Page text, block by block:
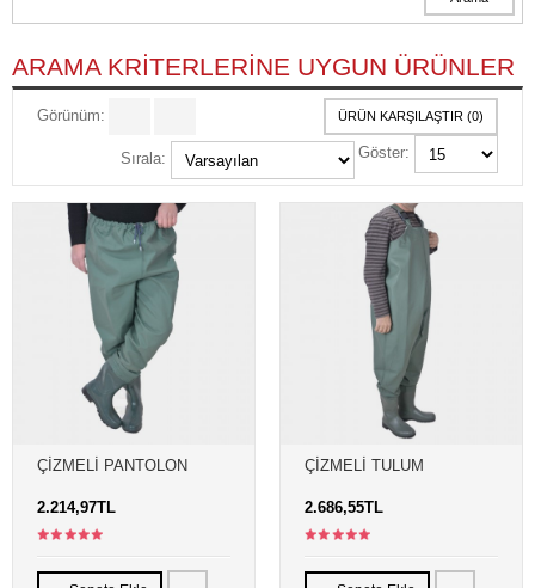
ARAMA KRITERLERINE UYGUN ÜRÜNLER
Görünüm: ÜRÜN KARŞILAŞTIR (0)
Göster:
Sırala:
ÇIZMELI PANTOLON
2.214,97TL
ÇIZMELI TULUM
2.686,55TL